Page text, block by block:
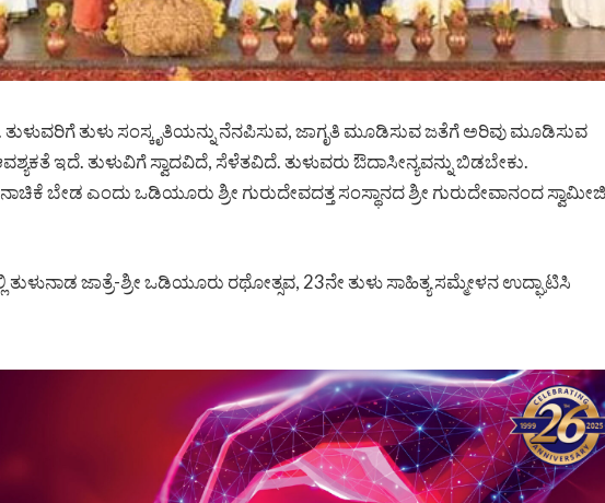
ತುಳುವರಿಗೆ ತುಳು ಸಂಸ್ಕೃತಿಯನ್ನು ನೆನಪಿಸುವ, ಜಾಗೃತಿ ಮೂಡಿಸುವ‌ ಜತೆಗೆ ಅರಿವು ಮೂಡಿಸುವ
ಇದೆ. ತುಳುವಿಗೆ ಸ್ವಾದವಿದೆ, ಸೆಳೆತವಿದೆ. ತುಳುವರು ಔದಾಸೀನ್ಯವನ್ನು ಬಿಡಬೇಕು.
ಬೇಡ ಎಂದು ಒಡಿಯೂರು ಶ್ರೀ ಗುರುದೇವದತ್ತ ಸಂಸ್ಥಾನದ ಶ್ರೀ ಗುರುದೇವಾನಂದ ಸ್ವಾಮೀಜಿ
ಜಾತ್ರೆ-ಶ್ರೀ ಒಡಿಯೂರು ರಥೋತ್ಸವ, 23ನೇ ತುಳು ಸಾಹಿತ್ಯ ಸಮ್ಮೇಳನ ಉದ್ಘಾಟಿಸಿ